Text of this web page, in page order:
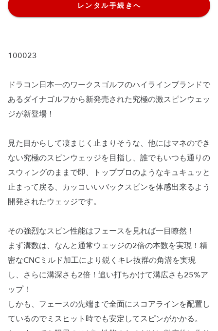
レンタル手続きへ
100023
ドラコン日本一のワークスゴルフのハイラインブランドで
あるダイナゴルフから新発売された究極の激スピンウェッ
ジが新登場！
見た目からして凄まじく止まりそうな、他にはマネのでき
ない究極のスピンウェッジを目指し、誰でもいつも通りの
スウィングのままで即、トッププロのようなキュキュッと
止まって戻る、カッコいいバックスピンを体感出来るよう
開発されたウェッジです。
その強烈なスピン性能はフェースを見れば一目瞭然！
まず溝数は、なんと通常ウェッジの2倍の本数を実現！精
密なCNCミルド加工により鋭くキレ抜群の角溝を実現
し、さらに溝深さも2倍！追い打ちかけて溝広さも25%ア
ップ！
しかも、フェースの先端まで全面にスコアラインを配置し
ているのでミスヒット時でも安定してスピンがかかる。